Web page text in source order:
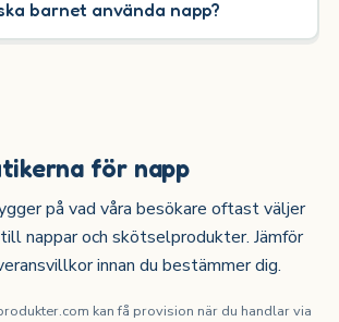
barnet använda napp?
för napp
på vad våra besökare oftast väljer
nappar och skötselprodukter. Jämför
innan du bestämmer dig.
kan få provision när du handlar via